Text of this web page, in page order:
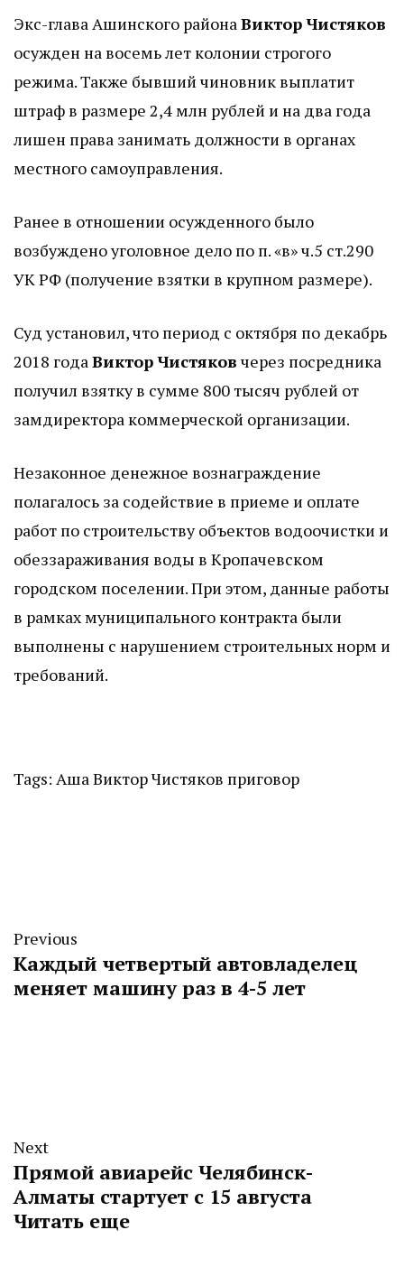
Экс-глава Ашинского районаВиктор Чистяков
осужден на восемь лет колонии строгого
режима. Также бывший чиновник выплатит
штраф в размере 2,4 млн рублей и на два года
лишен права занимать должности в органах
местного самоуправления.
Ранее в отношении осужденного было
возбуждено уголовное дело по п. «в» ч.5 ст.290
УК РФ (получение взятки в крупном размере).
Суд установил, что период с октября по декабрь
2018 годаВиктор Чистяков через посредника
получил взятку в сумме 800 тысяч рублей от
замдиректора коммерческой организации.
Незаконное денежное вознаграждение
полагалось за содействие в приеме и оплате
работ по строительству объектов водоочистки и
обеззараживания воды в Кропачевском
городском поселении. При этом, данные работы
в рамках муниципального контракта были
выполнены с нарушением строительных норм и
требований.
Tags: АшаВиктор Чистяков приговор
Previous
Каждый четвертый автовладелец
меняет машину раз в 4-5 лет
Next
Прямой авиарейс Челябинск-
Алматы стартует с 15 августа
Читать еще